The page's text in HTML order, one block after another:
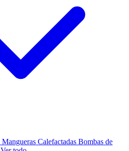
Mangueras Calefactadas Bombas de